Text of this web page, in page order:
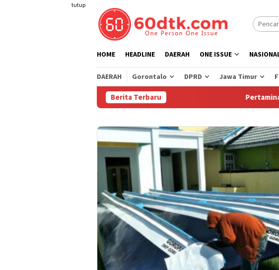
tutup
HOME HEADLINE DAERAH ONE ISSUE
DAERAH Gorontalo DPRD Jawa Timur
Berita Terbaru Pertamina